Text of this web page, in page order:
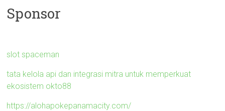
Sponsor
slot spaceman
tata kelola api dan integrasi mitra untuk memperkuat
ekosistem okto88
https://alohapokepanamacity.com/